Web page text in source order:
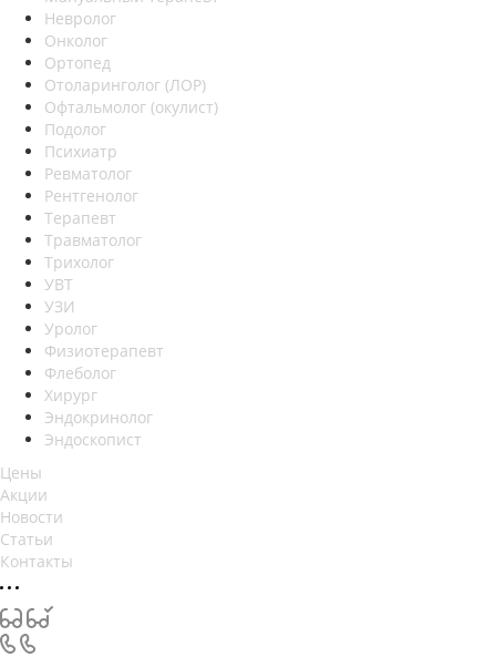
Невролог
Онколог
Ортопед
Отоларинголог (ЛОР)
Офтальмолог (окулист)
Подолог
Психиатр
Ревматолог
Рентгенолог
Терапевт
Травматолог
Трихолог
УВТ
УЗИ
Уролог
Физиотерапевт
Флеболог
Хирург
Эндокринолог
Эндоскопист
Цены
Акции
Новости
Статьи
Контакты